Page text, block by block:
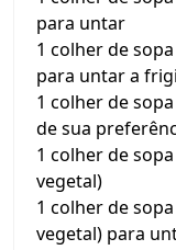
para untar
1 colher de
para untar a
1 colher de
de sua
1 colher de
vegetal)
1 colher de
vegetal) para